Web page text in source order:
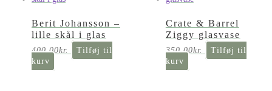
Berit Johansson –
lille skål i glas
400,00kr.
Tilføj til
kurv
Crate & Barrel
Ziggy glasvase
350,00kr.
Tilføj til
kurv